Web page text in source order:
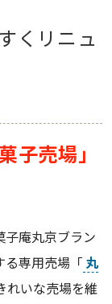
くリニュ
子売場」
子庵丸京ブラン
る専用売場「 丸
れいな売場を維